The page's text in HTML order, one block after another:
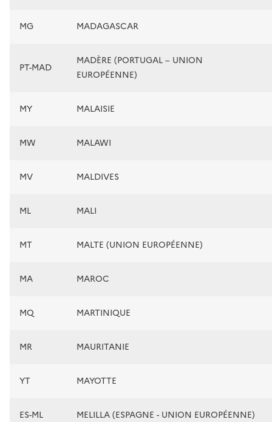
MG MADAGASCAR
PT-MAD
MADÈRE (PORTUGAL – UNION
EUROPÉENNE)
MY MALAISIE
MW MALAWI
MV MALDIVES
ML MALI
MT MALTE (UNION EUROPÉENNE)
MA MAROC
MQ MARTINIQUE
MR MAURITANIE
YT MAYOTTE
ES-ML MELILLA (ESPAGNE - UNION EUROPÉENNE)